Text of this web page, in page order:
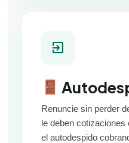
exit_to_app
Renuncie sin perder
le deben
el autodespido